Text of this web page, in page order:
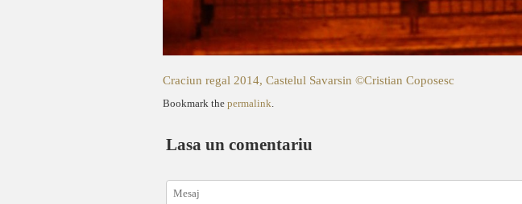
Craciun regal 2014, Castelul Savarsin ©Cristian Coposesc
Bookmark the permalink
Lasa un comentariu